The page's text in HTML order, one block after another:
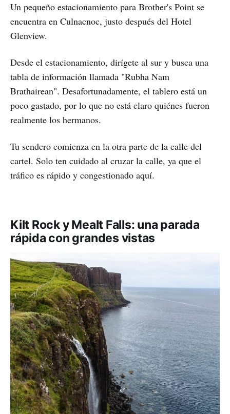
Un pequeño estacionamiento para Brother's Point se
encuentra en Culnacnoc, justo después del Hotel
Glenview.
Desde el estacionamiento, dirígete al sur y busca una
tabla de información llamada "Rubha Nam
Brathairean". Desafortunadamente, el tablero está un
poco gastado, por lo que no está claro quiénes fueron
realmente los hermanos.
Tu sendero comienza en la otra parte de la calle del
cartel. Solo ten cuidado al cruzar la calle, ya que el
tráfico es rápido y congestionado aquí.
Kilt Rock y Mealt Falls: una parada
rápida con grandes vistas